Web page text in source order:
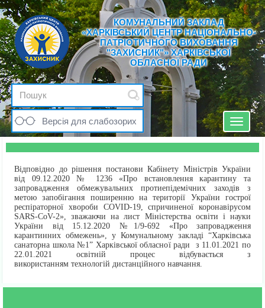
КОМУНАЛЬНИЙ ЗАКЛАД
«ХАРКІВСЬКИЙ ЦЕНТР НАЦІОНАЛЬНО-
ПАТРІОТИЧНОГО ВИХОВАННЯ
"ЗАХИСНИК"» ХАРКІВСЬКОЇ
ОБЛАСНОЇ РАДИ
Версія для слабозорих
Toggle
Відповідно до рішення постанови Кабінету Міністрів України
від 09.12.2020 № 1236 «Про встановлення карантину та
запровадження обмежувальних протиепідемічних заходів з
метою запобігання поширенню на території України гострої
респіраторної хвороби COVID-19, спричиненої коронавірусом
SARS-CoV-2», зважаючи на лист Міністерства освіти і науки
України від 15.12.2020 №1/9-692 «Про запровадження
карантинних обмежень», у Комунальному закладі “Харківська
санаторна школа №1” Харківської обласної ради з 11.01.2021 по
22.01.2021 освітній процес відбувається з
використанням технологій дистанційного навчання.